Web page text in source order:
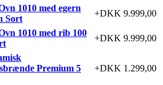
1010 med egern
Sort
+DKK 9.999,00
1010 med rib 100
+DKK 9.999,00
Premium 5
+DKK 1.299,00